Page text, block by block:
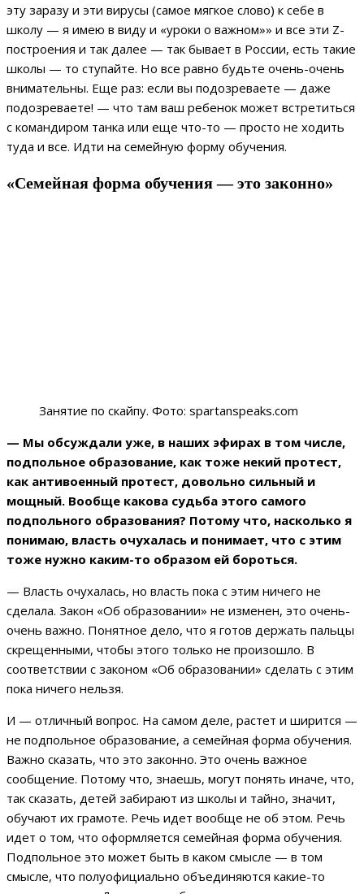
эту заразу и эти вирусы (самое мягкое слово) к себе в
школу — я имею в виду и «уроки о важном»» и все эти Z-
построения и так далее — так бывает в России, есть такие
школы — то ступайте. Но все равно будьте очень-очень
внимательны. Еще раз: если вы подозреваете — даже
подозреваете! — что там ваш ребенок может встретиться
с командиром танка или еще что-то — просто не ходить
туда и все. Идти на семейную форму обучения.
«Семейная форма обучения — это законно»
Занятие по скайпу. Фото: spartanspeaks.com
— Мы обсуждали уже, в наших эфирах в том числе,
подпольное образование, как тоже некий протест,
как антивоенный протест, довольно сильный и
мощный. Вообще какова судьба этого самого
подпольного образования? Потому что, насколько я
понимаю, власть очухалась и понимает, что с этим
тоже нужно каким-то образом ей бороться.
— Власть очухалась, но власть пока с этим ничего не
сделала. Закон «Об образовании» не изменен, это очень-
очень важно. Понятное дело, что я готов держать пальцы
скрещенными, чтобы этого только не произошло. В
соответствии с законом «Об образовании» сделать с этим
пока ничего нельзя.
И — отличный вопрос. На самом деле, растет и ширится —
не подпольное образование, а семейная форма обучения.
Важно сказать, что это законно. Это очень важное
сообщение. Потому что, знаешь, могут понять иначе, что,
так сказать, детей забирают из школы и тайно, значит,
обучают их грамоте. Речь идет вообще не об этом. Речь
идет о том, что оформляется семейная форма обучения.
Подпольное это может быть в каком смысле — в том
смысле, что полуофициально объединяются какие-то